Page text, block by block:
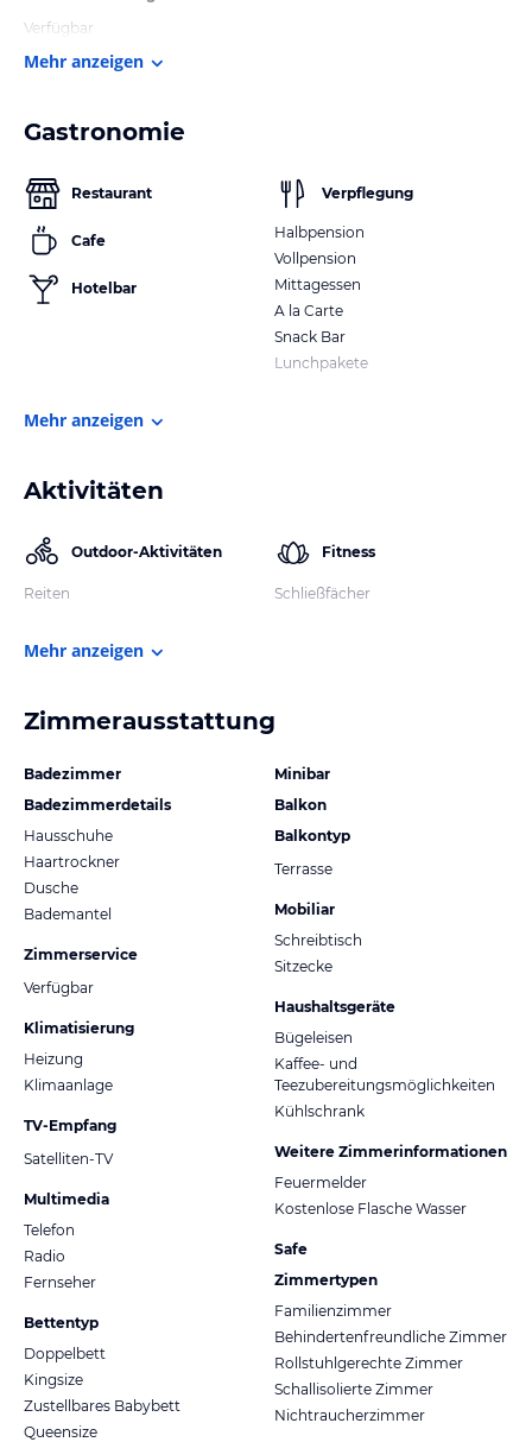
Verfügbar
Mehr anzeigen
Gastronomie
Restaurant
Cafe
Hotelbar
Verpflegung
Halbpension
Vollpension
Mittagessen
A la Carte
Snack Bar
Lunchpakete
Mehr anzeigen
Aktivitäten
Outdoor-Aktivitäten
Reiten
Fitness
Schließfächer
Mehr anzeigen
Zimmerausstattung
Badezimmer
Badezimmerdetails
Hausschuhe
Haartrockner
Dusche
Bademantel
Zimmerservice
Verfügbar
Klimatisierung
Heizung
Klimaanlage
TV-Empfang
Satelliten-TV
Multimedia
Telefon
Radio
Fernseher
Bettentyp
Doppelbett
Kingsize
Zustellbares Babybett
Queensize
Minibar
Balkon
Balkontyp
Terrasse
Mobiliar
Schreibtisch
Sitzecke
Haushaltsgeräte
Bügeleisen
Kaffee- und
Teezubereitungsmöglichkeiten
Kühlschrank
Weitere Zimmerinformationen
Feuermelder
Kostenlose Flasche Wasser
Safe
Zimmertypen
Familienzimmer
Behindertenfreundliche Zimmer
Rollstuhlgerechte Zimmer
Schallisolierte Zimmer
Nichtraucherzimmer